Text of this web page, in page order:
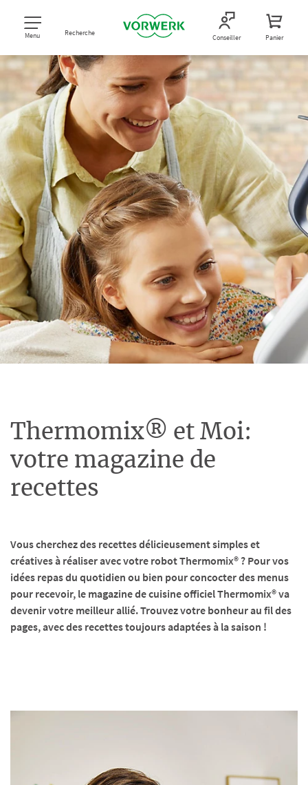
Menu Recherche Conseiller Panier
Thermomix® et Moi:
votre magazine de
recettes
Vous cherchez des recettes délicieusement simples et
créatives à réaliser avec votre robot Thermomix® ? Pour vos
idées repas du quotidien ou bien pour concocter des menus
pour recevoir, le magazine de cuisine officiel Thermomix® va
devenir votre meilleur allié. Trouvez votre bonheur au fil des
pages, avec des recettes toujours adaptées à la saison !